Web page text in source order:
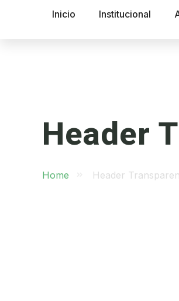
Inicio Institucional
Header
Home Header